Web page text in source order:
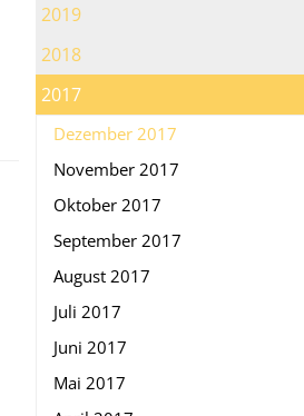
2019
2018
2017
Dezember 2017
November 2017
Oktober 2017
September 2017
August 2017
Juli 2017
Juni 2017
Mai 2017